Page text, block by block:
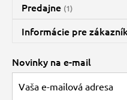
Predajne (1)
Predajňa a sklad Kbely
Bohužiaľ, momentálne
Informácie pre
O spoločnosti
Veľkoobchod
Novinky na e-mail